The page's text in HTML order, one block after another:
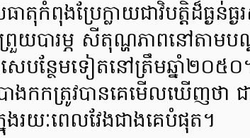
តុកំពុងប្រែក្លាយជាវិបត្តិដ៏ធ្ងន់
រួយបារម្ភ សីតុណ្ហភាពនៅតាមប
បន្ថែមទៀតនៅត្រឹមឆ្នាំ២០៥
បាងកកត្រូវបានគេមើលឃើញថ
ងរយៈពេលវែងជាងគេបំផុត។